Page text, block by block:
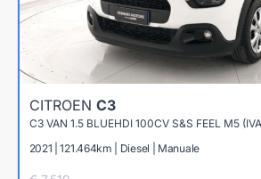
CITROEN C3
C3 VAN 1.5 BLUEHDI 100CV S&S FEEL M5
2021 | 121.464km | Diesel | Manuale